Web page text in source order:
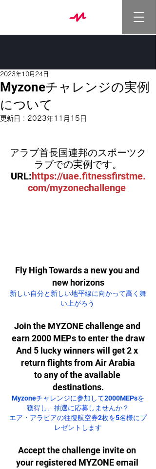
Myzoneチャレンジの実例
について
2023年10月24日
更新日： 2023年11月15日
アラブ首長国連邦のスポーツク
ラブでの実例です。
URL:https://uae.fitnessfirstme.
com/myzonechallenge
Fly High Towards a new you and
new horizons
新しい自分と新しい地平線に向かって高く舞
い上がろう
Join the MYZONE challenge and
earn 2000 MEPs to enter the draw
And 5 lucky winners will get 2 x
return flights from Air Arabia
to any of the available
destinations.
Myzoneチャレンジに参加して2000MEPsを
獲得し、抽選に応募しませんか？
エア・アラビアの往復航空券2枚を5名様にプ
レゼントします
Accept the challenge invite on
your registered MYZONE email